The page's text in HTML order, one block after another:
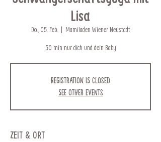
Lisa
Do., 05. Feb.
  |
Mamiladen Wiener Neustadt
50 min nur dich und dein Baby
Registration is closed
See other events
Zeit & Ort